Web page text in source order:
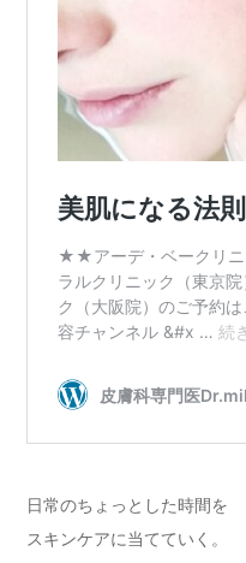
日常のちょっとした時間を
スキンケアに当てていく。